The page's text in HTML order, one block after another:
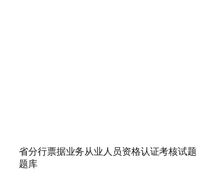
省分行票据业务从业人员资格认证考核试题
题库